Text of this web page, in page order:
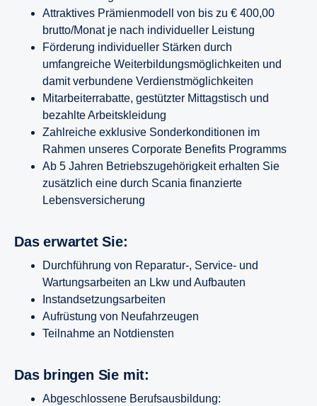
Attraktives Prämienmodell von bis zu € 400,00
brutto/Monat je nach individueller Leistung
Förderung individueller Stärken durch
umfangreiche Weiterbildungsmöglichkeiten und
damit verbundene Verdienstmöglichkeiten
Mitarbeiterrabatte, gestützter Mittagstisch und
bezahlte Arbeitskleidung
Zahlreiche exklusive Sonderkonditionen im
Rahmen unseres Corporate Benefits Programms
Ab 5 Jahren Betriebszugehörigkeit erhalten Sie
zusätzlich eine durch Scania finanzierte
Lebensversicherung
Das erwartet Sie:
Durchführung von Reparatur-, Service- und
Wartungsarbeiten an Lkw und Aufbauten
Instandsetzungsarbeiten
Aufrüstung von Neufahrzeugen
Teilnahme an Notdiensten
Das bringen Sie mit:
Abgeschlossene Berufsausbildung: